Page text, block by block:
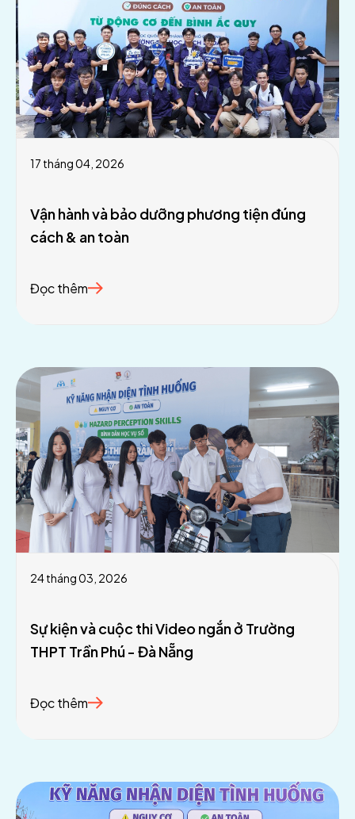
17 tháng 04, 2026
Vận hành và bảo dưỡng phương tiện đúng
cách & an toàn
Đọc thêm
24 tháng 03, 2026
Sự kiện và cuộc thi Video ngắn ở Trường
THPT Trần Phú - Đà Nẵng
Đọc thêm